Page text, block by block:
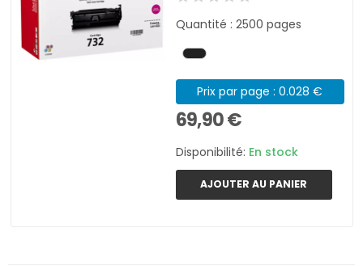
Quantité : 2500 pages
Prix par page : 0.028 €
69,90 €
Disponibilité: En stock
AJOUTER AU PANIER